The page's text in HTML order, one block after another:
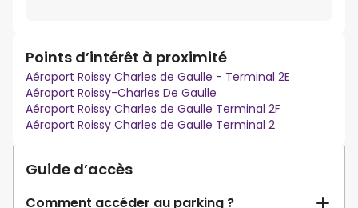
Points d’intérêt à proximité
Aéroport Roissy Charles de Gaulle - Terminal 2E
Aéroport Roissy-Charles De Gaulle
Aéroport Roissy Charles de Gaulle Terminal 2F
Aéroport Roissy Charles de Gaulle Terminal 2
Guide d’accès
Comment accéder au parking ?